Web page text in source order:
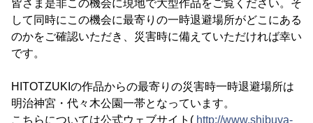
皆さま是非この機会に現地で大型作品をご覧ください。そ
して同時にこの機会に最寄りの一時退避場所がどこにある
のかをご確認いただき、災害時に備えていただければ幸い
です。
HITOTZUKIの作品からの最寄りの災害時一時退避場所は
明治神宮・代々木公園一帯となっています。
こちらについては公式ウェブサイト( http://www.shibuya-